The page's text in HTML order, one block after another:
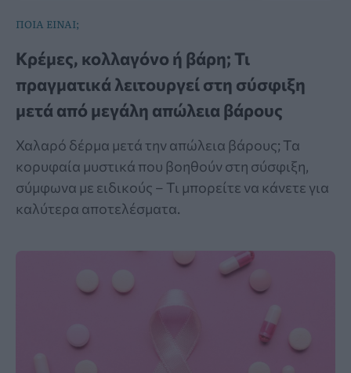
ΠΟΙΑ ΕΙΝΑΙ;
Κρέμες, κολλαγόνο ή βάρη; Τι
πραγματικά λειτουργεί στη σύσφιξη
μετά από μεγάλη απώλεια βάρους
Χαλαρό δέρμα μετά την απώλεια βάρους; Τα
κορυφαία μυστικά που βοηθούν στη σύσφιξη,
σύμφωνα με ειδικούς – Τι μπορείτε να κάνετε για
καλύτερα αποτελέσματα.